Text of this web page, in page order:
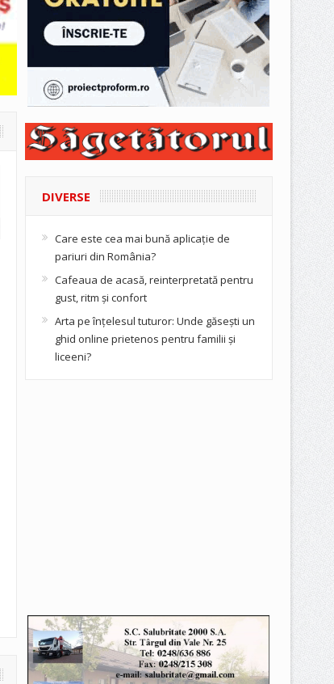
DIVERSE
Care este cea mai bună aplicație de
pariuri din România?
Cafeaua de acasă, reinterpretată pentru
gust, ritm și confort
Arta pe înțelesul tuturor: Unde găsești un
ghid online prietenos pentru familii și
liceeni?